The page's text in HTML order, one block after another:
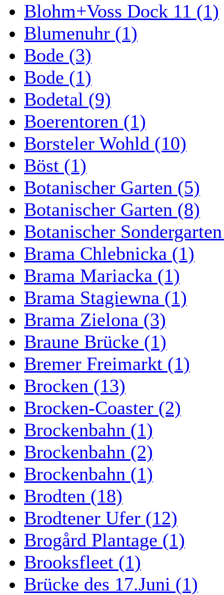
Blohm+Voss Dock 11 (1)
Blumenuhr (1)
Bode (3)
Bode (1)
Bodetal (9)
Boerentoren (1)
Borsteler Wohld (10)
Böst (1)
Botanischer Garten (5)
Botanischer Garten (8)
Botanischer
Brama Chlebnicka (1)
Brama Mariacka (1)
Brama Stagiewna (1)
Brama Zielona (3)
Braune Brücke (1)
Bremer Freimarkt (1)
Brocken (13)
Brocken-Coaster (2)
Brockenbahn (1)
Brockenbahn (2)
Brockenbahn (1)
Brodten (18)
Brodtener Ufer (12)
Brogård Plantage (1)
Brooksfleet (1)
Brücke des 17.Juni (1)